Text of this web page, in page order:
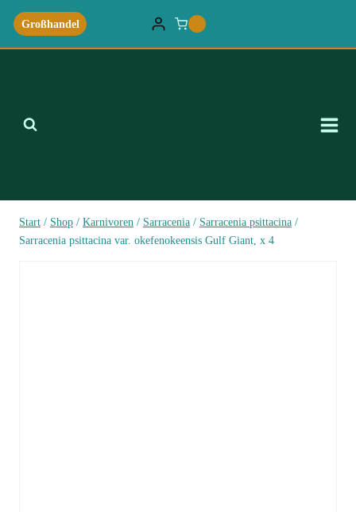
Zum
Inhalt
springen
Großhandel
Start / Shop / Karnivoren / Sarracenia / Sarracenia psittacina /
Sarracenia psittacina var. okefenokeensis Gulf Giant, x 4